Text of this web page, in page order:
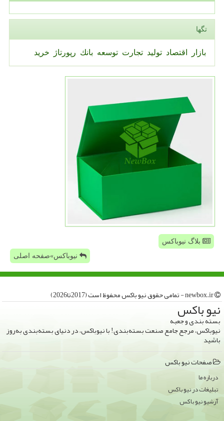
تگها
بازار اقتصاد تولید تجارت توسعه بانك رپورتاژ خرید
بلاگ نیوباکس
نیوباکس»صفحه اصلی
نیو باكس
بسته بندی و جعبه
نیوباکس، مرجع جامع صنعت بسته‌بندی! با نیوباکس، در دنیای بسته‌بندی به‌روز
باشید
صفحات نیو باكس
درباره ما
تبلیغات در نیو باكس
آرشیو نیو باكس